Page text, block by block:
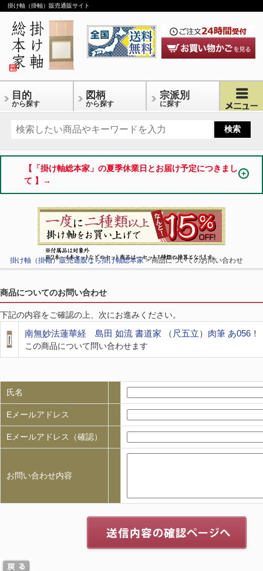
掛け軸（掛軸）販売通販サイト
目的
から探す
図柄
から探す
宗派別
に探す
【「掛け軸総本家」の夏季休業日とお届け予定につきまし
て 】→
掛け軸（掛軸）販売通販なら掛け軸総本家> 商品についてのお問い合わせ
商品についてのお問い合わせ
下記の内容をご確認の上、次にお進みください。
南無妙法蓮華経 島田 如流 書道家 （尺五立）肉筆 あ056！
この商品について問い合わせます
氏名
Eメールアドレス
Eメールアドレス（確認）
お問い合わせ内容